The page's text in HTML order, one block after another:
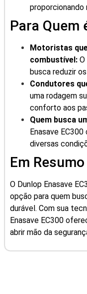
Para Quem
Motoristas
combustível: O
busca reduzir
Condutores
uma rodagem
conforto aos
Quem busca
Enasave
diversas
Em Resumo
O Dunlop Enasave
opção para quem
durável. Com sua
Enasave EC300
abrir mão da